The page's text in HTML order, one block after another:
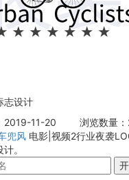
志设计
2019-11-20
浏览数量
兜风 电影|视频2行业夜袭
。